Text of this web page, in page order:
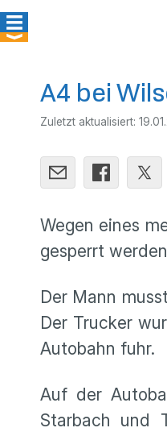
A4 bei
Zuletzt aktualisiert:
Wegen eines
gesperrt
Der Mann
Der Trucker
Autobahn fuhr.
Auf der
Starbach und